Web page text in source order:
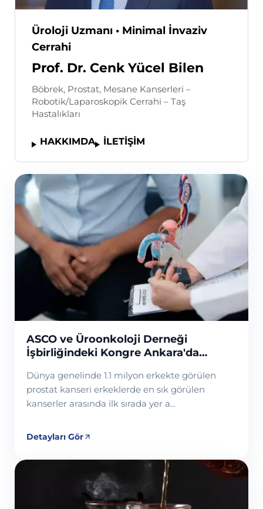
Üroloji Uzmanı • Minimal İnvaziv
Cerrahi
Prof. Dr. Cenk Yücel Bilen
Böbrek, Prostat, Mesane Kanserleri –
Robotik/Laparoskopik Cerrahi – Taş
Hastalıkları
HAKKIMDA İLETİŞİM
Devamını Oku
ASCO ve Üroonkoloji Derneği
İşbirliğindeki Kongre Ankara'da
Dünya genelinde 1.1 milyon erkekte görülen
prostat kanseri erkeklerde en sık görülen
kanserler arasında ilk sırada yer a...
Detayları Gör